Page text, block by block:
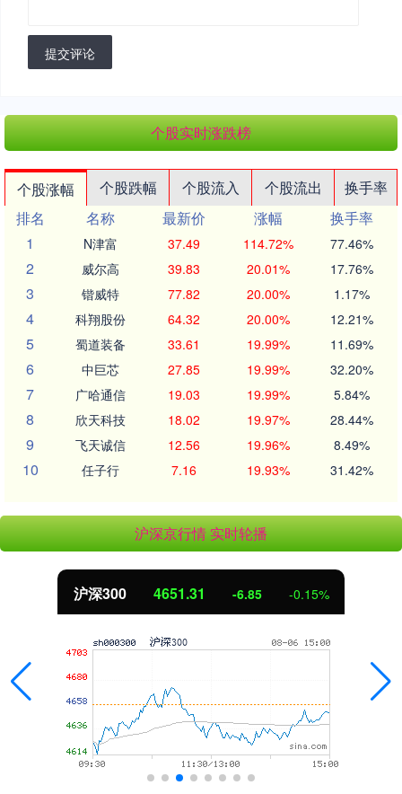
提交评论
个股实时涨跌榜
个股涨幅 个股跌幅 个股流入 个股流出
换手率
排名
名称 最新价 涨幅
换手率
1
N津富 37.49 114.72% 77.46%
2 威尔高 39.83 20.01% 17.76%
3 锴威特 77.82 20.00% 1.17%
4 科翔股份 64.32 20.00% 12.21%
5 蜀道装备 33.61 19.99% 11.69%
6 中巨芯 27.85 19.99% 32.20%
7 广哈通信 19.03 19.99% 5.84%
8 欣天科技 18.02 19.97% 28.44%
9 飞天诚信 12.56 19.96% 8.49%
10 任子行 7.16 19.93% 31.42%
沪深京行情 实时轮播
沪深300 4651.31 -6.85 -0.15%